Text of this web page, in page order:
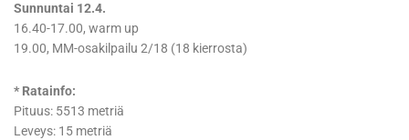
Sunnuntai 12.4.
16.40-17.00, warm up
19.00, MM-osakilpailu 2/18 (18 kierrosta)
* Ratainfo:
Pituus: 5513 metriä
Leveys: 15 metriä